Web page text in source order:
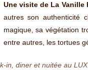
Une visite de La Vanille
autres son authenticité
magique, sa végétation
entre autres, les tortues
in, diner et nuitée au